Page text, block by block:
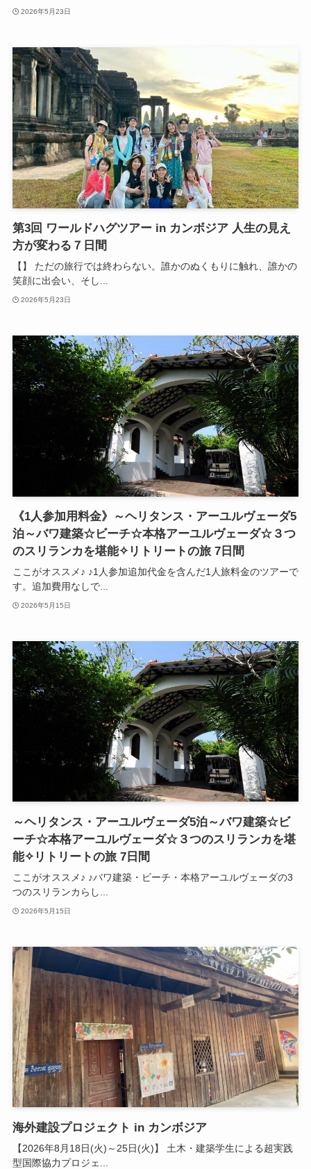
2026年5月23日
第3回 ワールドハグツアー in カンボジア 人生の見え
方が変わる７日間
【】 ただの旅行では終わらない。誰かのぬくもりに触れ、誰かの
笑顔に出会い、そし...
2026年5月23日
《1人参加用料金》～ヘリタンス・アーユルヴェーダ5
泊～バワ建築☆ビーチ☆本格アーユルヴェーダ☆３つ
のスリランカを堪能✧リトリートの旅 7日間
ここがオススメ♪ ♪1人参加追加代金を含んだ1人旅料金のツアーで
す。追加費用なしで...
2026年5月15日
～ヘリタンス・アーユルヴェーダ5泊～バワ建築☆ビ
ーチ☆本格アーユルヴェーダ☆３つのスリランカを堪
能✧リトリートの旅 7日間
ここがオススメ♪ ♪バワ建築・ビーチ・本格アーユルヴェーダの3
つのスリランカらし...
2026年5月15日
海外建設プロジェクト in カンボジア
【2026年8月18日(火)～25日(火)】 土木・建築学生による超実践
型国際協力プロジェ...